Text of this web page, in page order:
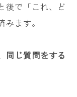
後で「これ、ど
ます。
同じ質問をする